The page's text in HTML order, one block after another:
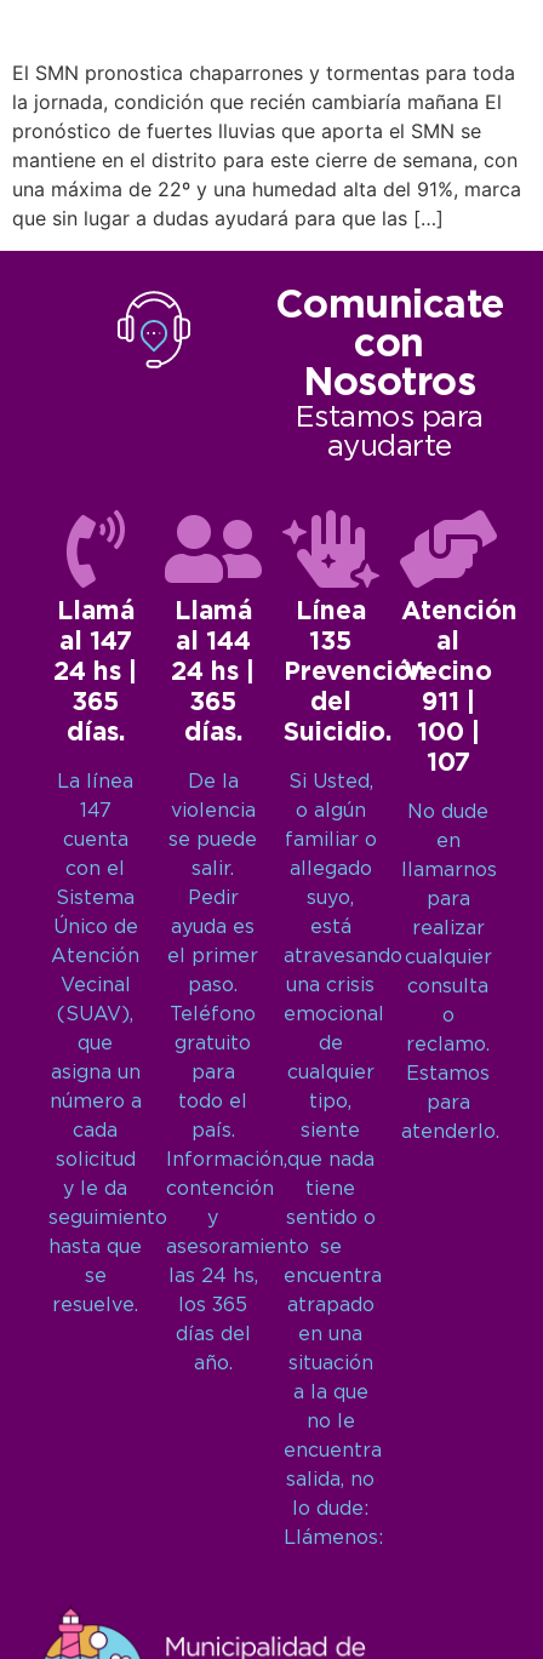
El SMN pronostica chaparrones y tormentas para toda
la jornada, condición que recién cambiaría mañana El
pronóstico de fuertes lluvias que aporta el SMN se
mantiene en el distrito para este cierre de semana, con
una máxima de 22º y una humedad alta del 91%, marca
que sin lugar a dudas ayudará para que las […]
Comunicate
con
Nosotros
Estamos para
ayudarte
Llamá
al 147
24 hs |
365
días.
La línea
147
cuenta
con el
Sistema
Único de
Atención
Vecinal
(SUAV),
que
asigna un
número a
cada
solicitud
y le da
seguimiento
hasta que
se
resuelve.
Llamá
al 144
24 hs |
365
días.
De la
violencia
se puede
salir.
Pedir
ayuda es
el primer
paso.
Teléfono
gratuito
para
todo el
país.
Información,
contención
y
asesoramiento
las 24 hs,
los 365
días del
año.
Línea
135
Prevención
del
Suicidio.
Si Usted,
o algún
familiar o
allegado
suyo,
está
atravesando
una crisis
emocional
de
cualquier
tipo,
siente
que nada
tiene
sentido o
se
encuentra
atrapado
en una
situación
a la que
no le
encuentra
salida, no
lo dude:
Llámenos:
Atención
al
Vecino
911 |
100 |
107
No dude
en
llamarnos
para
realizar
cualquier
consulta
o
reclamo.
Estamos
para
atenderlo.